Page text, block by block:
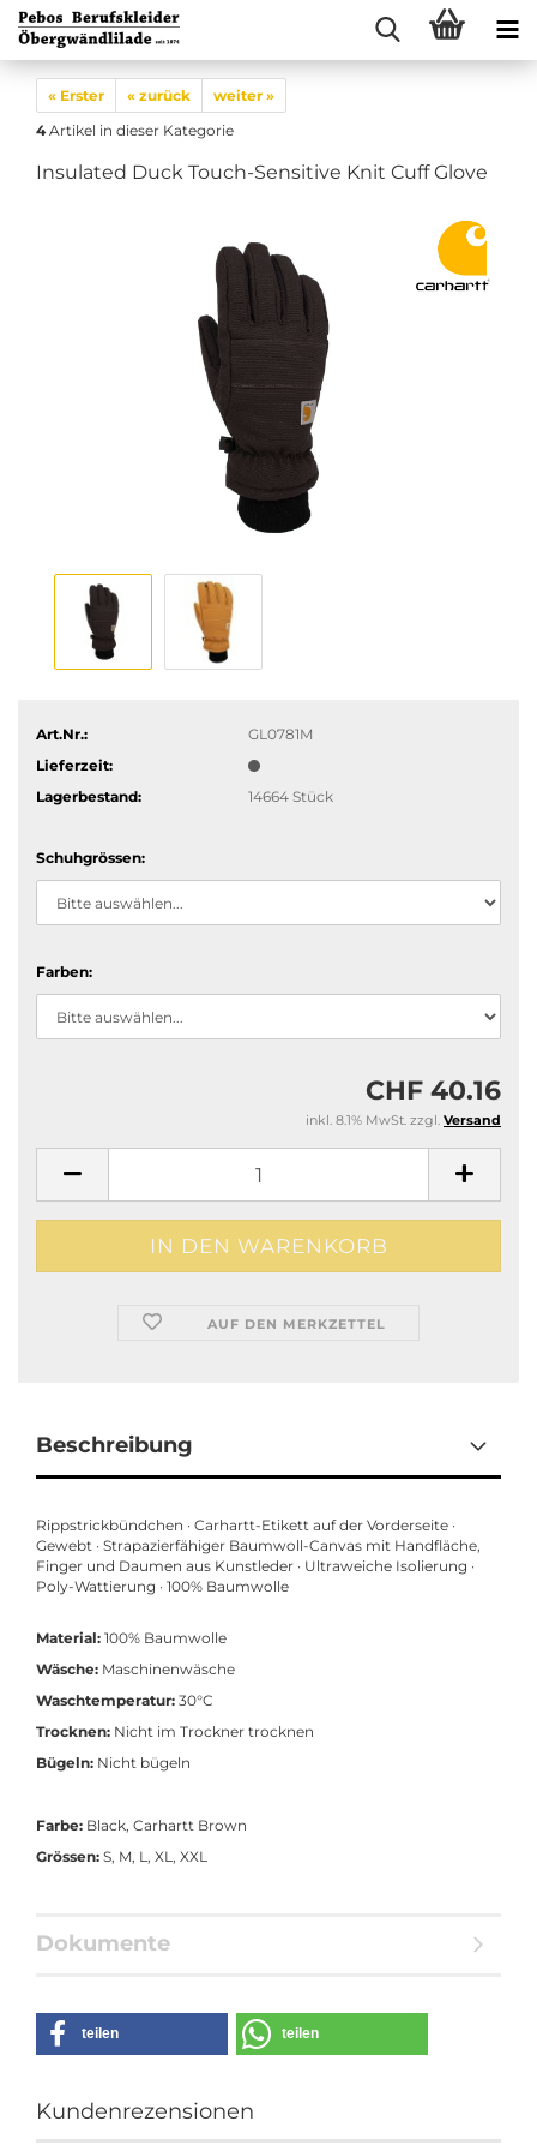
« Erster « zurück
weiter »
4Artikel in dieser Kategorie
Insulated Duck Touch-Sensitive Knit Cuff Glove
Art.Nr.:
GL0781M
Lieferzeit:
Lagerbestand:
14664 Stück
Schuhgrössen:
Farben:
CHF 40.16
inkl. 8.1% MwSt. zzgl. Versand
AUF DEN MERKZETTEL
Beschreibung
Rippstrickbündchen · Carhartt-Etikett auf der Vorderseite ·
Gewebt · Strapazierfähiger Baumwoll-Canvas mit Handfläche,
Finger und Daumen aus Kunstleder · Ultraweiche Isolierung ·
Poly-Wattierung · 100% Baumwolle
Material: 100% Baumwolle
Wäsche: Maschinenwäsche
Waschtemperatur: 30°C
Trocknen: Nicht im Trockner trocknen
Bügeln: Nicht bügeln
Farbe: Black, Carhartt Brown
Grössen: S, M, L, XL, XXL
Dokumente
teilen teilen
Kundenrezensionen